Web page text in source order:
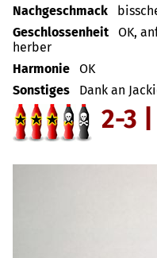
Nachgeschmack
Geschlossenheit
OK,
herber
Harmonie
OK
Sonstiges
Dank an
2-3